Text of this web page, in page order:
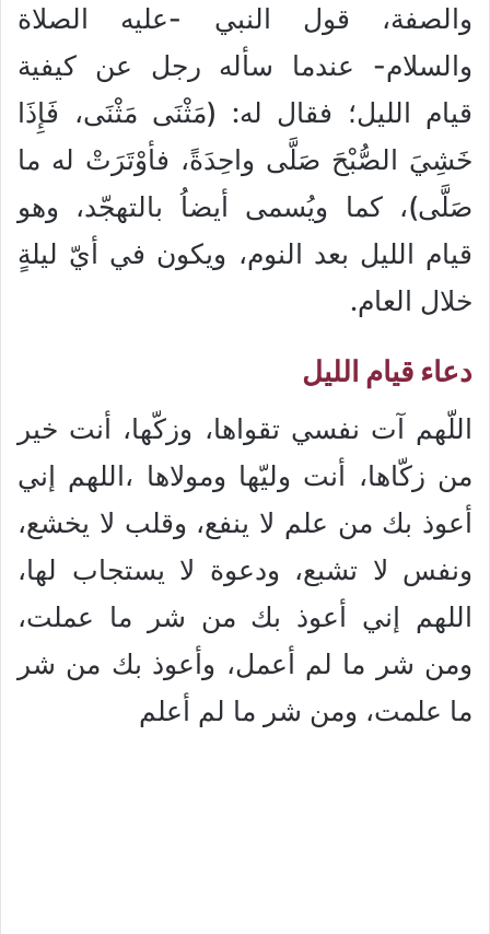
والصفة، قول النبي -عليه الصلاة
والسلام- عندما سأله رجل عن كيفية
قيام الليل؛ فقال له: (مَثْنَى مَثْنَى، فَإِذَا
خَشِيَ الصُّبْحَ صَلَّى واحِدَةً، فأوْتَرَتْ له ما
صَلَّى)، كما ويُسمى أيضاُ بالتهجّد، وهو
قيام الليل بعد النوم، ويكون في أيّ ليلةٍ
خلال العام.
دعاء قيام الليل
اللّهم آت نفسي تقواها، وزكّها، أنت خير
من زكّاها، أنت وليّها ومولاها ،اللهم إني
أعوذ بك من علم لا ينفع، وقلب لا يخشع،
ونفس لا تشبع، ودعوة لا يستجاب لها،
اللهم إني أعوذ بك من شر ما عملت،
ومن شر ما لم أعمل، وأعوذ بك من شر
ما علمت، ومن شر ما لم أعلم